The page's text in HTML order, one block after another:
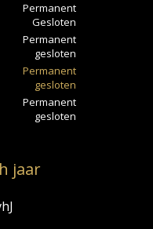
Permanent
Gesloten
Permanent
gesloten
Permanent
gesloten
Permanent
gesloten
jaar